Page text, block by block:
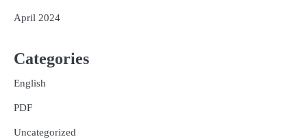
April 2024
Categories
English
PDF
Uncategorized